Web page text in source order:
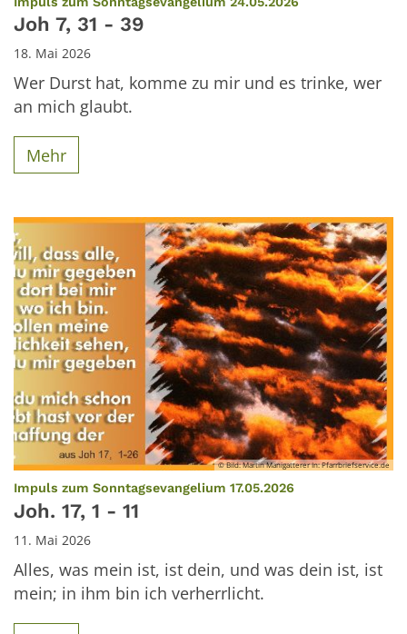
Joh 7, 31 - 39
18. Mai 2026
Wer Durst hat, komme zu mir und es trinke, wer
an mich glaubt.
Mehr
© Bild: Martin Manigatterer In: Pfarrbriefservice.de
Impuls zum Sonntagsevangelium 17.05.2026
Joh. 17, 1 - 11
11. Mai 2026
Alles, was mein ist, ist dein, und was dein ist, ist
mein; in ihm bin ich verherrlicht.